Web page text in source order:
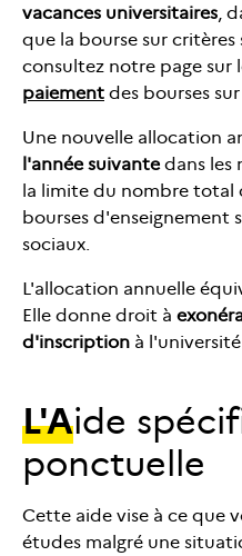
vacances universitaires,
que la bourse sur critères
consultez notre page sur
paiement des bourses
Une nouvelle allocation
l'année suivantedans les
la limite du nombre total
bourses d'enseignement
sociaux.
L'allocation annuelle
Elle donne droit à
d'inscription à
L'aide
ponctuelle
Cette aide vise à ce que
études malgré une